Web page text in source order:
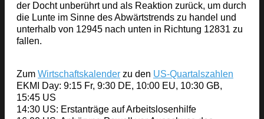
der Docht unberührt und als Reaktion zurück, um durch
die Lunte im Sinne des Abwärtstrends zu handel und
unterhalb von 12945 nach unten in Richtung 12831 zu
fallen.
Zum Wirtschaftskalender zu den US-Quartalszahlen
EKMI Day: 9:15 Fr, 9:30 DE, 10:00 EU, 10:30 GB,
15:45 US
14:30 US: Erstanträge auf Arbeitslosenhilfe